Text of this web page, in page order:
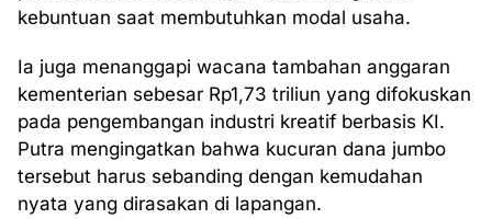
kebuntuan saat membutuhkan modal usaha.
Ia juga menanggapi wacana tambahan anggaran
kementerian sebesar Rp1,73 triliun yang difokuskan
pada pengembangan industri kreatif berbasis KI.
Putra mengingatkan bahwa kucuran dana jumbo
tersebut harus sebanding dengan kemudahan
nyata yang dirasakan di lapangan.